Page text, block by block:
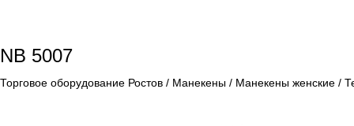
NB 5007
Торговое оборудование Ростов / Манекены / Манекены женские /